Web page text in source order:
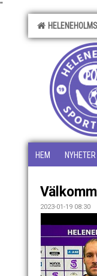
"
HEM NYHETER
2023-01-19 08:30